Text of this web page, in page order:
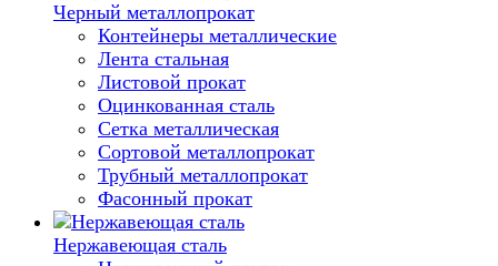
Черный металлопрокат
Контейнеры металлические
Лента стальная
Листовой прокат
Оцинкованная сталь
Сетка металлическая
Сортовой металлопрокат
Трубный металлопрокат
Фасонный прокат
Нержавеющая сталь